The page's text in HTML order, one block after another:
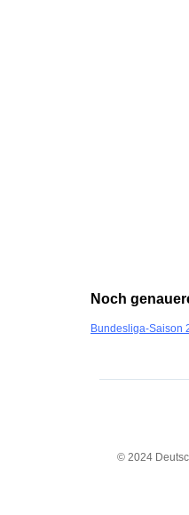
Noch
Bundesliga-Saison
© 2024